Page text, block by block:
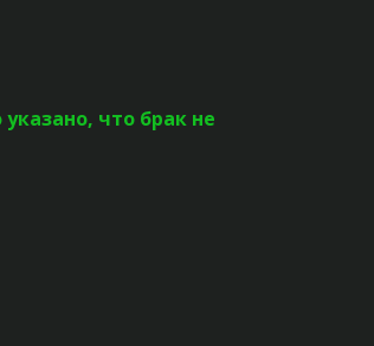
что брак не